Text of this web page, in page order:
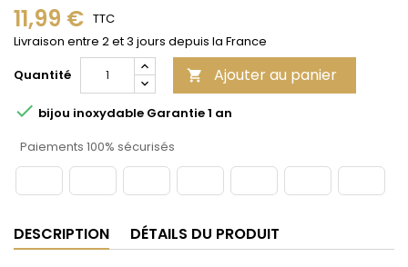
11,99 € TTC
Livraison entre 2 et 3 jours depuis la France
Quantité
 Ajouter au panier
 bijou inoxydable Garantie 1 an
Paiements 100% sécurisés
DESCRIPTION DÉTAILS DU PRODUIT